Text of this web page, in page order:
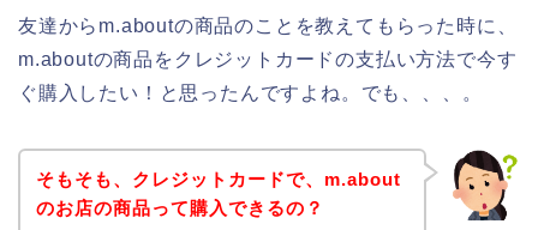
友達からm.aboutの商品のことを教えてもらった時に、
m.aboutの商品をクレジットカードの支払い方法で今す
ぐ購入したい！と思ったんですよね。でも、、、。
そもそも、クレジットカードで、m.about
のお店の商品って購入できるの？